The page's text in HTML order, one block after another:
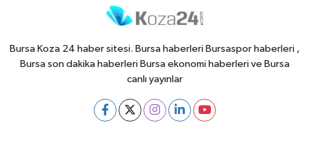
Bursa Koza 24 haber sitesi. Bursa haberleri Bursaspor haberleri ,
Bursa son dakika haberleri Bursa ekonomi haberleri ve Bursa
canlı yayınlar